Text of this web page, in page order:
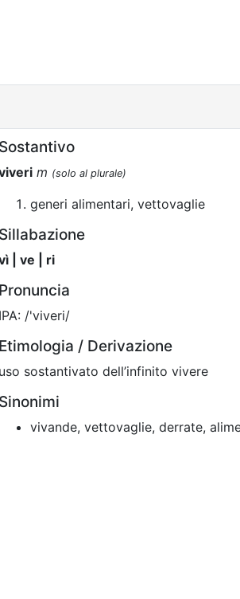
Sostantivo
m (solo al plurale)
generi alimentari, vettovaglie
Sillabazione
| ve | ri
Pronuncia
IPA: /'viveri/
Etimologia / Derivazione
uso sostantivato dell’infinito vivere
Sinonimi
vivande, vettovaglie, derrate,